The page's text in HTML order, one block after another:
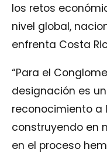
los retos
nivel global,
enfrenta Costa
“Para el
designación es
reconocimiento a
construyendo en
en el proceso